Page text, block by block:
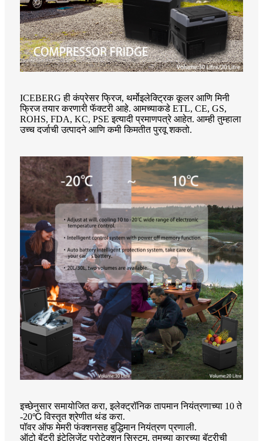
ICEBERG ही कंप्रेसर फ्रिज, थर्मोइलेक्ट्रिक कूलर आणि मिनी
फ्रिज तयार करणारी फॅक्टरी आहे. आमच्याकडे ETL, CE, GS,
ROHS, FDA, KC, PSE इत्यादी प्रमाणपत्रे आहेत. आम्ही तुम्हाला
उच्च दर्जाची उत्पादने आणि कमी किमतीत पुरवू शकतो.
इच्छेनुसार समायोजित करा, इलेक्ट्रॉनिक तापमान नियंत्रणाच्या 10 ते
-20℃ विस्तृत श्रेणीत थंड करा.
पॉवर ऑफ मेमरी फंक्शनसह बुद्धिमान नियंत्रण प्रणाली.
ऑटो बॅटरी इंटेलिजेंट प्रोटेक्शन सिस्टम, तुमच्या कारच्या बॅटरीची